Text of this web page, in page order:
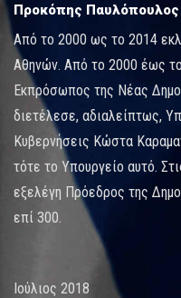
Προκόπης Παυλόπουλος
Από το 2000 ως το 2014
Αθηνών. Από το 2000 έως
Εκπρόσωπος της Νέας
διετέλεσε, αδιαλείπτως,
Κυβερνήσεις Κώστα
τότε το Υπουργείο αυτό.
εξελέγη Πρόεδρος της
επί 300.
Ιούλιος 2018